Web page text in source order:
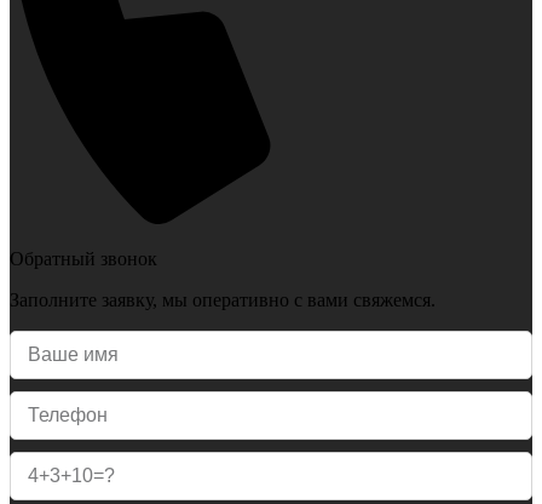
Обратный звонок
Заполните заявку, мы оперативно с вами свяжемся.